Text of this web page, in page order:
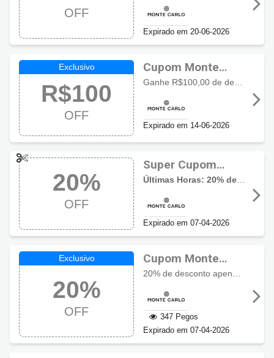
OFF
Expirado em 20-06-2026
R$100
OFF
Cupom Monte
Carlo R$100 de
desconto
Expirado em 14-06-2026
20%
OFF
Super Cupom
Monte Carlo com
20% OFF
Expirado em 07-04-2026
20%
OFF
Cupom Monte
Carlo com 20%
347 Pegos
Expirado em 07-04-2026